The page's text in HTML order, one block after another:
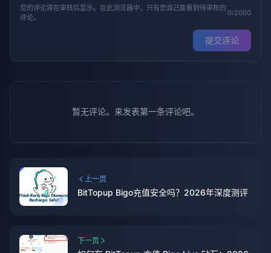
您的评论将在审核后显示。在此浏览器中，只有您自己能看到待审核的
评论。
0/2000
提交评论
暂无评论。来发表第一条评论吧。
上一页
BitTopup Bigo充值安全吗？2026年深度测评
下一页